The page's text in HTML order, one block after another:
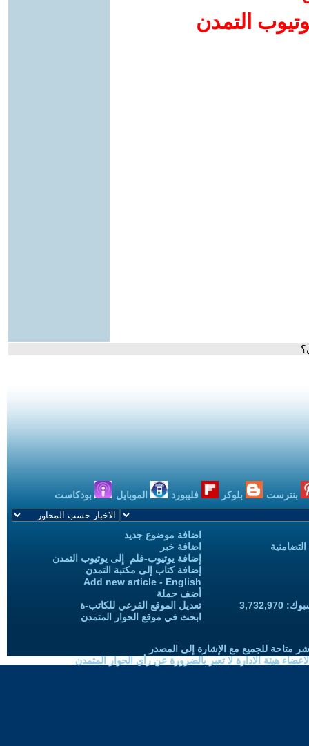
التمدن
بنترست بلوكر فليبورد الموبايل بودكاست
اضافة موضوع جديد
اضافة خبر
إضافة يوتيوب-فلم إلى يوتيوب التمدن
إضافة كتاب إلى مكتبة التمدن
Add new article - English
أضف حملة
تعديل الموقع الفرعي للكاتب-ة
ابحث في موقع الحوار المتمدن
متاحة للجميع مع الإشارة إلى المصدر
هيئة الادارة لا تعبر بالضرورة عن رأي الحوار المتمدن